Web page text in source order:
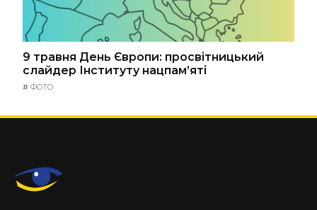
9 травня День Європи: просвітницький
слайдер Інституту нацпам’яті
# ФОТО